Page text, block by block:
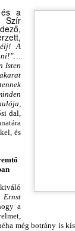
a
Szír
A
Isten
dal,
és
Ernst
a
még botrány is
KÉPEK:
ÉLŐ
GYEREKEKNEK,
SPIRIT VERSUS
AND
L'INTELLIGENZA
SANTO
L'INTELLIGENZA
BAMBINI E
ÉS
a harmadik még